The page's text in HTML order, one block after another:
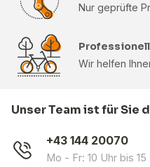
Nur geprüfte
Wir helfen
Unser Team ist für Sie
+43 144 20070
Mo - Fr: 10 Uhr bis